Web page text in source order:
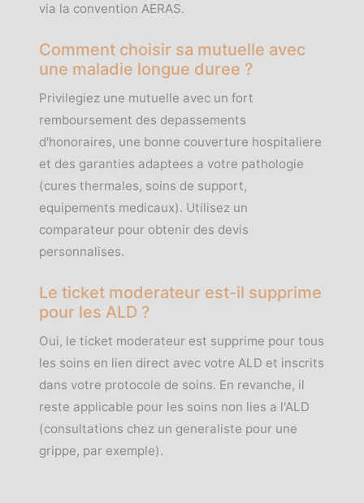
via la convention AERAS.
Comment choisir sa mutuelle avec
une maladie longue duree ?
Privilegiez une mutuelle avec un fort
remboursement des depassements
d'honoraires, une bonne couverture hospitaliere
et des garanties adaptees a votre pathologie
(cures thermales, soins de support,
equipements medicaux). Utilisez un
comparateur pour obtenir des devis
personnalises.
Le ticket moderateur est-il supprime
pour les ALD ?
Oui, le ticket moderateur est supprime pour tous
les soins en lien direct avec votre ALD et inscrits
dans votre protocole de soins. En revanche, il
reste applicable pour les soins non lies a l'ALD
(consultations chez un generaliste pour une
grippe, par exemple).